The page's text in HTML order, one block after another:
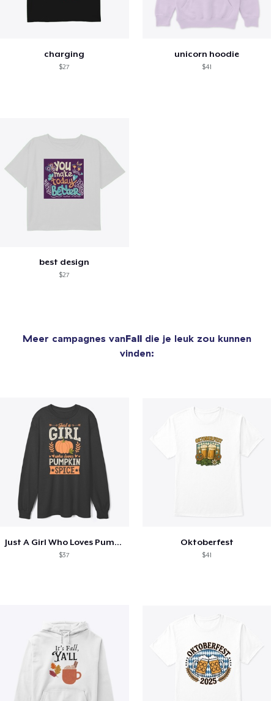
charging
$27
unicorn hoodie
$41
best design
$27
Meer campagnes vanFall die je leuk zou kunnen
vinden:
Just A Girl Who Loves Pumpkin Spice
$37
Oktoberfest
$41